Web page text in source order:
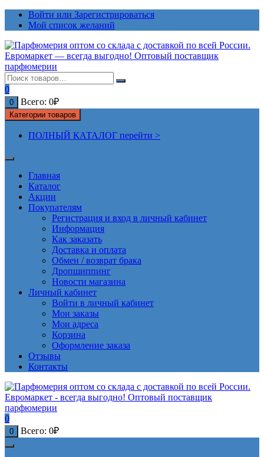
ПерейтиВойти или Зарегистрироваться
Мой список желаний
0
0 Всего: 0₽
Категории товаров
ПОЛНЫЙ КАТАЛОГ перейти >
Главная
Каталог
Акции
Покупателям
Регистрация и вход в личный кабинет
Информация
Как заказать
Доставка и оплата
Обмен / возврат брака
Дропшиппинг
Новости магазина
Личный кабинет
Войти в личный кабинет
Мои заказы
Мои адреса
Корзина
Оформление заказа
Отзывы
Контакты
0
0 Всего: 0₽